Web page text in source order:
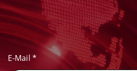
E-Mail *